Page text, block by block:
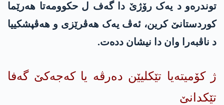
توندرەو د یەک رۆژێ دا گەف ل حکوومەتا هەرێما
کوردستانێ كرین، ئەڤ یەک هەڤرێزی و هەڤپشکییا
د ناڤبەرا وان دا نیشان ددەت.
ژ کۆمیتەیا تێکلیێن دەرڤە یا كه‌جه‌كێ گەفا
تێكدانێ